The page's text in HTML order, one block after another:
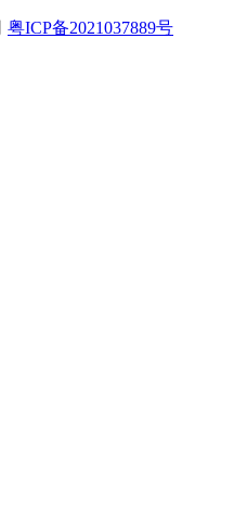
粤ICP备2021037889号